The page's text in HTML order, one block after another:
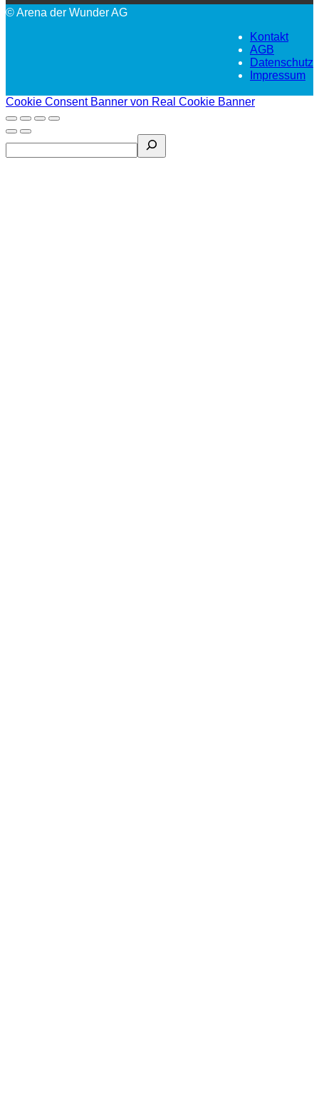
© Arena der Wunder AG
Kontakt
AGB
Datenschutz
Impressum
Cookie Consent Banner von Real Cookie Banner